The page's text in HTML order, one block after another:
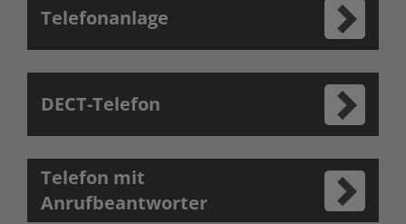
Telefonanlage
DECT-Telefon
Telefon mit
Anrufbeantworter